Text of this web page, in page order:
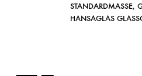
STANDARDMASSE ,
HANSAGLAS